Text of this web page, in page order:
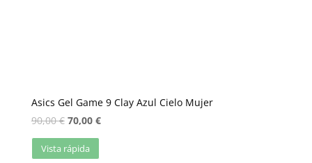
Asics Gel Game 9 Clay Azul Cielo Mujer
90,00€ 70,00 €
Vista rápida